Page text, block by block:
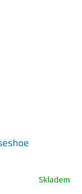
Skladem